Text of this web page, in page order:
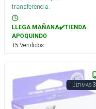
transferencia.
LLEGA MAÑANA✔️TIENDA
APOQUINDO
+5 Vendidos
ÚLTIMAS3